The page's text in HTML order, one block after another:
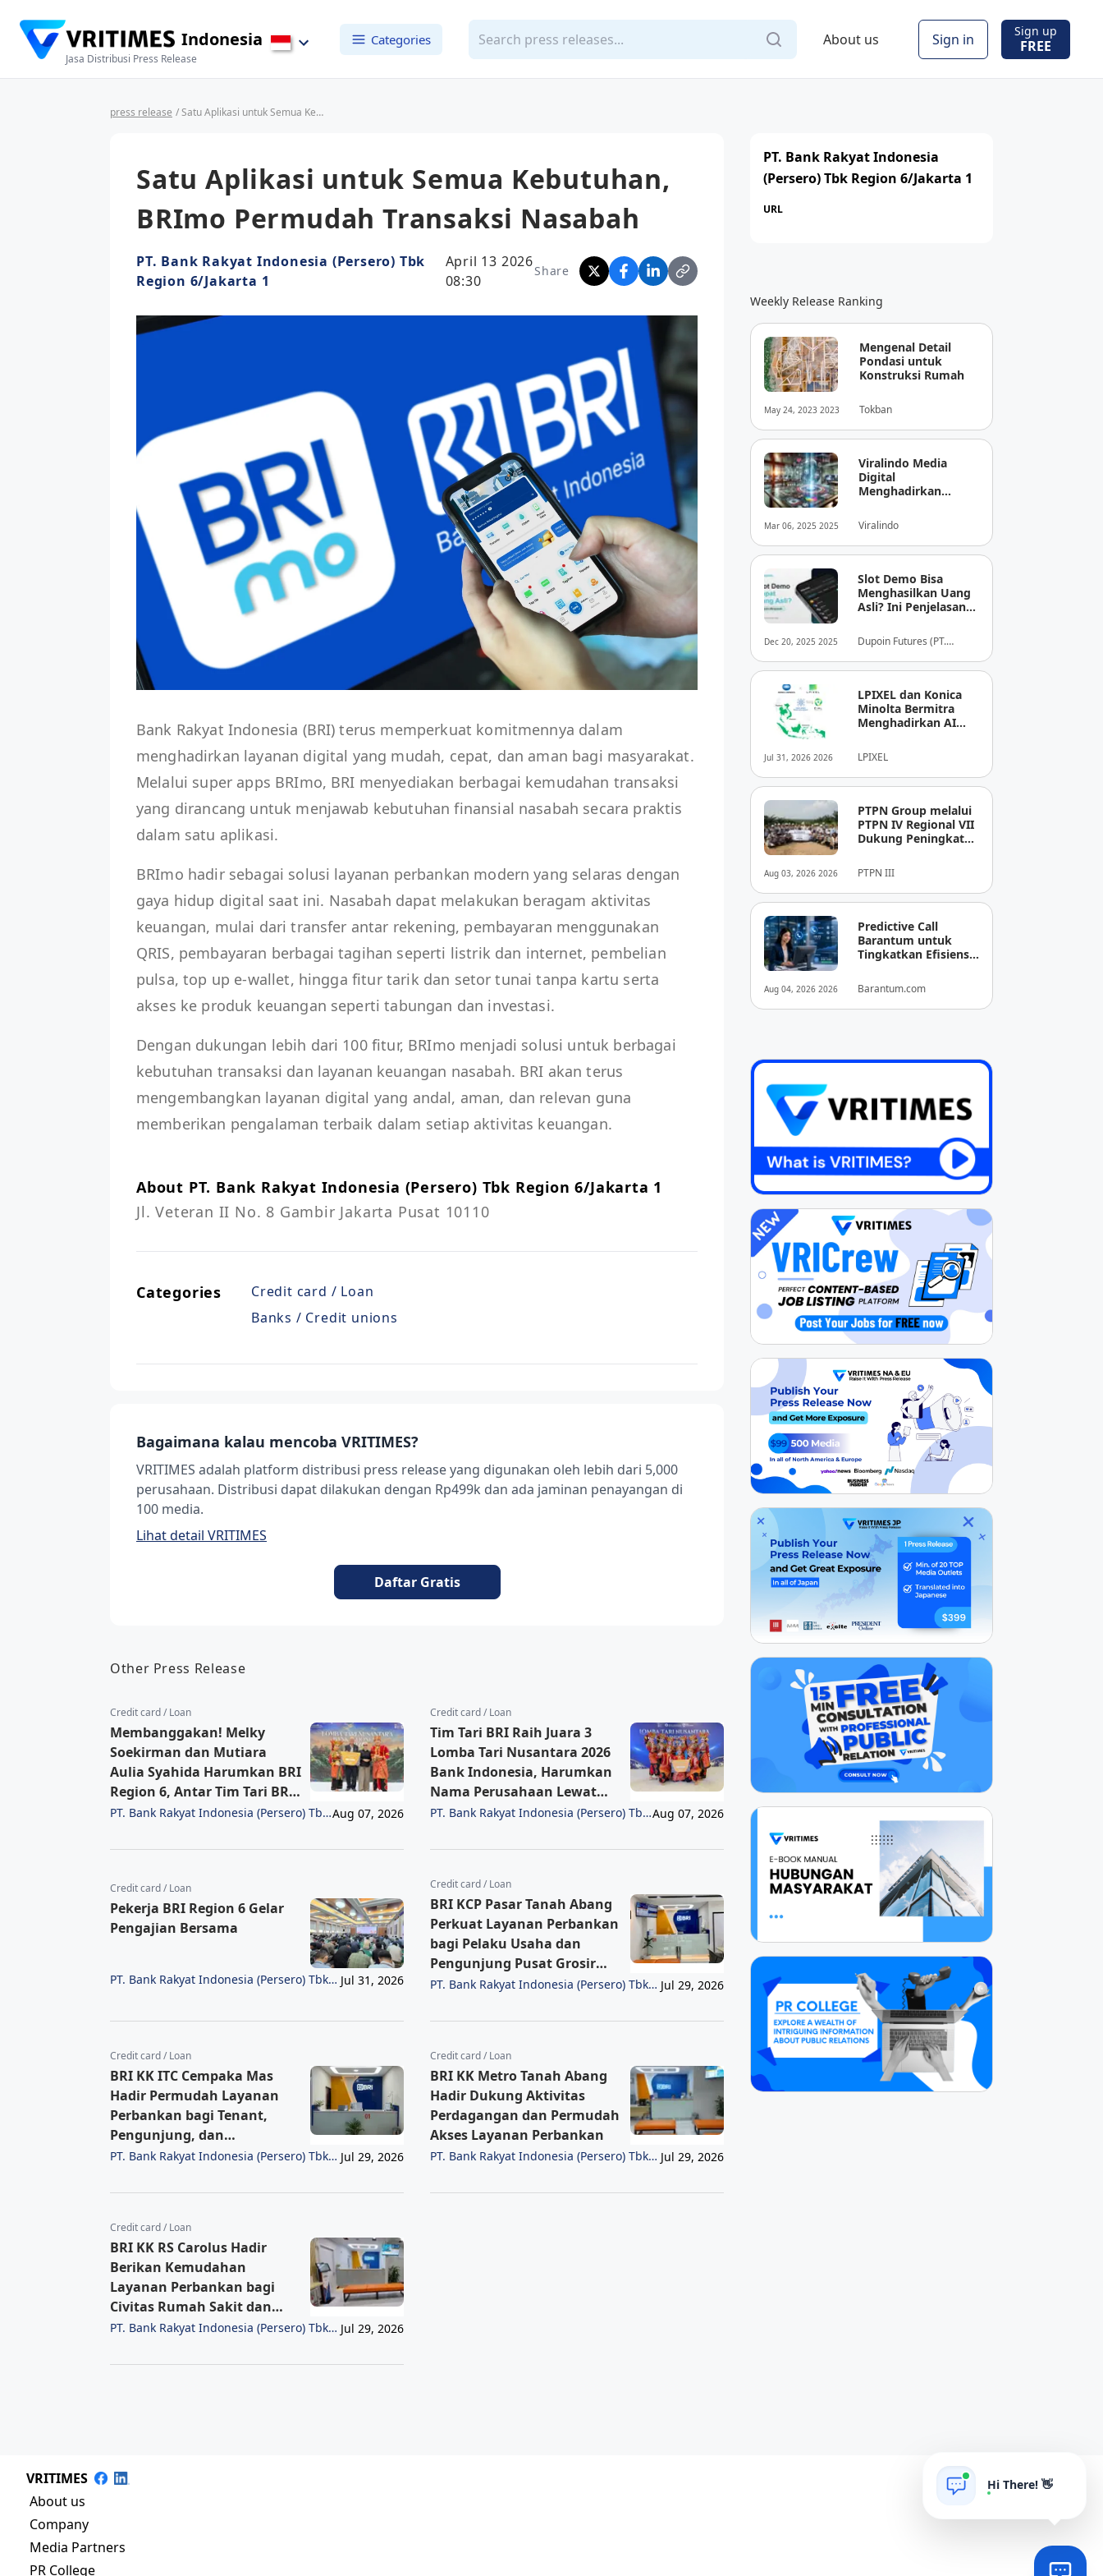
Indonesia
Jasa Distribusi Press Release
Categories About us Sign in Sign up
FREE
press release / Satu Aplikasi untuk Semua Kebutuhan, BRImo Permudah Transaksi Nasabah
Satu Aplikasi untuk Semua Kebutuhan,
BRImo Permudah Transaksi Nasabah
PT. Bank Rakyat Indonesia (Persero) Tbk
Region 6/Jakarta 1
April 13 2026
08:30
Share
Bank Rakyat Indonesia (BRI) terus memperkuat komitmennya dalam
menghadirkan layanan digital yang mudah, cepat, dan aman bagi masyarakat.
Melalui super apps BRImo, BRI menyediakan berbagai kemudahan transaksi
yang dirancang untuk menjawab kebutuhan finansial nasabah secara praktis
dalam satu aplikasi.
BRImo hadir sebagai solusi layanan perbankan modern yang selaras dengan
gaya hidup digital saat ini. Nasabah dapat melakukan beragam aktivitas
keuangan, mulai dari transfer antar rekening, pembayaran menggunakan
QRIS, pembayaran berbagai tagihan seperti listrik dan internet, pembelian
pulsa, top up e-wallet, hingga fitur tarik dan setor tunai tanpa kartu serta
akses ke produk keuangan seperti tabungan dan investasi.
Dengan dukungan lebih dari 100 fitur, BRImo menjadi solusi untuk berbagai
kebutuhan transaksi dan layanan keuangan nasabah. BRI akan terus
mengembangkan layanan digital yang andal, aman, dan relevan guna
memberikan pengalaman terbaik dalam setiap aktivitas keuangan.
About PT. Bank Rakyat Indonesia (Persero) Tbk Region 6/Jakarta 1
Jl. Veteran II No. 8 Gambir Jakarta Pusat 10110
Categories
Credit card / Loan
Banks / Credit unions
Bagaimana kalau mencoba VRITIMES?
VRITIMES adalah platform distribusi press release yang digunakan oleh lebih dari 5,000
perusahaan. Distribusi dapat dilakukan dengan Rp499k dan ada jaminan penayangan di
100 media.
Lihat detail VRITIMES
Daftar Gratis
Other Press Release
Credit card / Loan
Membanggakan! Melky
Soekirman dan Mutiara
Aulia Syahida Harumkan BRI
Region 6, Antar Tim Tari BRI
Raih Juara 3 Lomba Tari
Indonesia
PT. Bank Rakyat Indonesia (Persero) Tbk Aug 07, 2026
Credit card / Loan
Tim Tari BRI Raih Juara 3
Lomba Tari Nusantara 2026
Bank Indonesia, Harumkan
Nama Perusahaan Lewat
Pelestarian Budaya
PT. Bank Rakyat Indonesia (Persero) Tbk Aug 07, 2026
Credit card / Loan
Pekerja BRI Region 6 Gelar
Pengajian Bersama
PT. Bank Rakyat Indonesia (Persero) Tbk
Jul 31, 2026
Credit card / Loan
BRI KCP Pasar Tanah Abang
Perkuat Layanan Perbankan
bagi Pelaku Usaha dan
Pengunjung Pusat Grosir
Terbesar di Indonesia
PT. Bank Rakyat Indonesia (Persero) Tbk
Jul 29, 2026
Credit card / Loan
BRI KK ITC Cempaka Mas
Hadir Permudah Layanan
Perbankan bagi Tenant,
Pengunjung, dan
Masyarakat
PT. Bank Rakyat Indonesia (Persero) Tbk
Jul 29, 2026
Credit card / Loan
BRI KK Metro Tanah Abang
Hadir Dukung Aktivitas
Perdagangan dan Permudah
Akses Layanan Perbankan
PT. Bank Rakyat Indonesia (Persero) Tbk
Jul 29, 2026
Credit card / Loan
BRI KK RS Carolus Hadir
Berikan Kemudahan
Layanan Perbankan bagi
Civitas Rumah Sakit dan
Masyarakat
PT. Bank Rakyat Indonesia (Persero) Tbk
Jul 29, 2026
PT. Bank Rakyat Indonesia
(Persero) Tbk Region 6/Jakarta 1
URL
Weekly Release Ranking
May 24, 2023 2023
Mengenal Detail
Pondasi untuk
Konstruksi Rumah
Tokban
Mar 06, 2025 2025
Viralindo Media
Digital
Menghadirkan
Dunia Media Digital
Indonesia
Viralindo
Dec 20, 2025 2025
Slot Demo Bisa
Menghasilkan Uang
Asli? Ini Penjelasan
Dupoin Futures (PT.
Jul 31, 2026 2026
LPIXEL dan Konica
Minolta Bermitra
Menghadirkan AI
Diagnosis Berbasis
Pencitraan Medis
“EIRL” di ASEAN
LPIXEL
Aug 03, 2026 2026
PTPN Group melalui
PTPN IV Regional VII
Dukung Peningkatan
Aparatur
Perkebunan Lewat
Pelatihan Avenza
Maps di Way Kanan
PTPN III
Aug 04, 2026 2026
Predictive Call
Barantum untuk
Tingkatkan Efisiensi
Barantum.com
VRITIMES
About us
Company
Media Partners
PR College
Hi There! 👋